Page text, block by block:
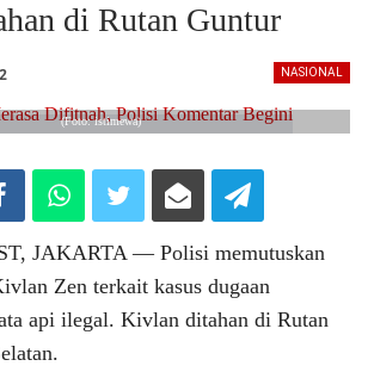
di Rutan Guntur
NASIONAL
(Foto: istimewa)
JAKARTA ― Polisi memutuskan
Zen terkait kasus dugaan
api ilegal. Kivlan ditahan di Rutan